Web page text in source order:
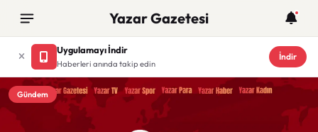
Yazar Gazetesi
Uygulamayı İndir
Haberleri anında takip edin
İndir
Gündem